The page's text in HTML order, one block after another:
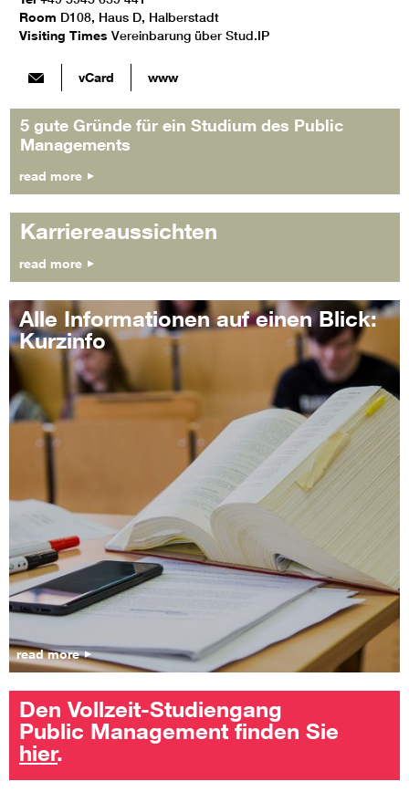
Room D108, Haus D, Halberstadt
Visiting Times Vereinbarung über Stud.IP
vCard www
5 gute Gründe für ein Studium des Public
Managements
read more
Karriereaussichten
read more
Alle Informationen auf einen Blick:
Kurzinfo
read more
Den Vollzeit-Studiengang
Public Management finden Sie
hier.